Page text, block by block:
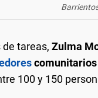
tareas, Zulma
comunitarios
100 y 150